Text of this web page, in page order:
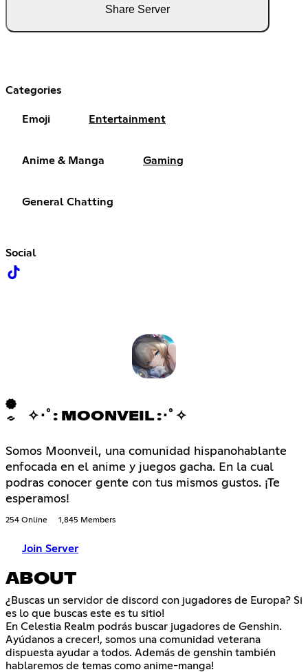
Share Server
Categories
Emoji Entertainment
Anime & Manga Gaming
General Chatting
Social
✧･ﾟ: MOONVEIL :･ﾟ✧
Somos Moonveil, una comunidad hispanohablante
enfocada en el anime y juegos gacha. En la cual
podras conocer gente con tus mismos gustos. ¡Te
esperamos!
254 Online 1,845 Members
Join Server
ABOUT
¿Buscas un servidor de discord con jugadores de Europa? Si
es lo que buscas este es tu sitio!
En Celestia Realm podrás buscar jugadores de Genshin.
Ayúdanos a crecer!, somos una comunidad veterana
dispuesta ayudar a todos. Además de genshin también
hablaremos de temas como anime-manga!